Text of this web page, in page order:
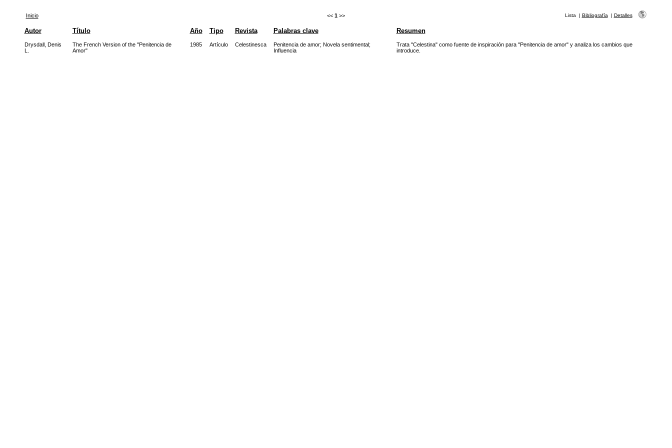
Inicio << 1 >> Lista | Bibliografía | Detalles
Autor Título Año Tipo Revista Palabras clave Resumen
Drysdall, Denis
L.
The French Version of the "Penitencia de
Amor"
1985 Artículo Celestinesca Penitencia de amor; Novela sentimental;
Influencia
Trata "Celestina" como fuente de inspiración para "Penitencia de amor" y analiza los cambios que
introduce.